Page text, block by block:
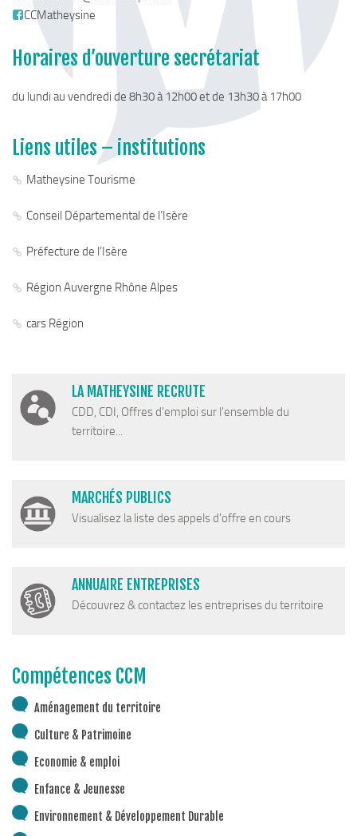
Crèches et LAEP
Balades faciles et aires de jeux
Jeunesse
Jeunes En Matheysine
Cohésion Sociale
Bus France Services en Matheysine
Accès aux droits – Plaquette & Carte
Culture, sports & loisirs
Terre de jeux 2024
Maison Messiaen
L’Education Artistique et Culturelle en Matheysine
Piscine territoriale
Espace Naturel Sensible (ENS)
Idées sorties faciles
Via Matacena
Développement durable
Déchets
Déchetterie intercommunale et points propres
Gestion des déchets
Gestion des cours d’eau
CCMatheysine
Horaires d’ouverture secrétariat
du lundi au vendredi de 8h30 à 12h00 et de 13h30 à 17h00
Liens utiles – institutions
Matheysine Tourisme
Conseil Départemental de l’Isère
Préfecture de l’Isère
Région Auvergne Rhône Alpes
cars Région
LA MATHEYSINE RECRUTE
CDD, CDI, Offres d'emploi sur l'ensemble du
territoire...
MARCHÉS PUBLICS
Visualisez la liste des appels d'offre en cours
ANNUAIRE ENTREPRISES
Découvrez & contactez les entreprises du territoire
Compétences CCM
Aménagement du territoire
Culture & Patrimoine
Economie & emploi
Enfance & Jeunesse
Environnement & Développement Durable